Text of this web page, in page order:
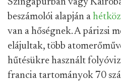
Szingapúrban vagy
beszámolói alapján a
van a hőségnek. A párizsi
elájultak, több
hűtésükre használt
francia tartományok 70